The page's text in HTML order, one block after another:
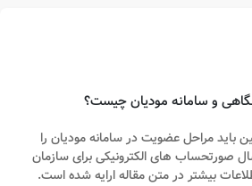
باید مراحل عضویت در سامانه مودیان را
صورتحساب های الکترونیکی برای سازمان
بیشتر در متن مقاله ارایه شده است.